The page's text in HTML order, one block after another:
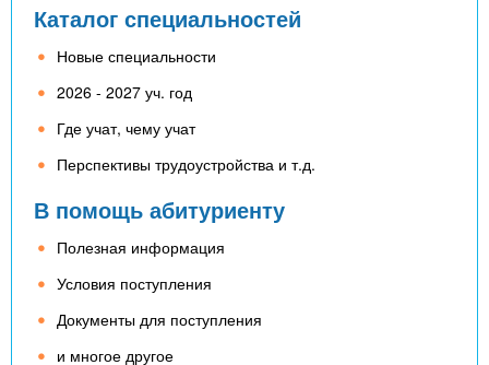
Каталог специальностей
Новые специальности
2026 - 2027 уч. год
Где учат, чему учат
Перспективы трудоустройства и т.д.
В помощь абитуриенту
Полезная информация
Условия поступления
Документы для поступления
и многое другое